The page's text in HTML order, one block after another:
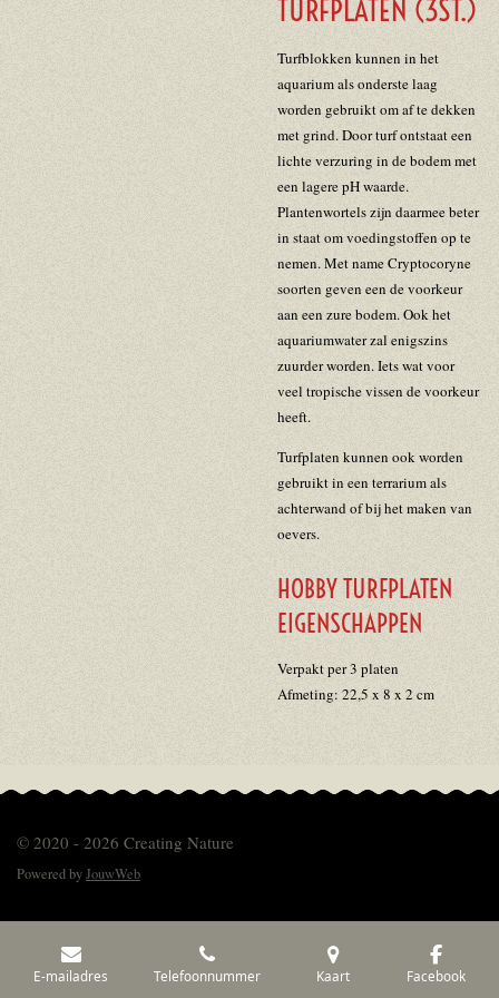
TURFPLATEN (3ST.)
Turfblokken kunnen in het
aquarium als onderste laag
worden gebruikt om af te dekken
met grind. Door turf ontstaat een
lichte verzuring in de bodem met
een lagere pH waarde.
Plantenwortels zijn daarmee beter
in staat om voedingstoffen op te
nemen. Met name Cryptocoryne
soorten geven een de voorkeur
aan een zure bodem. Ook het
aquariumwater zal enigszins
zuurder worden. Iets wat voor
veel tropische vissen de voorkeur
heeft.
Turfplaten kunnen ook worden
gebruikt in een terrarium als
achterwand of bij het maken van
oevers.
HOBBY TURFPLATEN
EIGENSCHAPPEN
Verpakt per 3 platen
Afmeting: 22,5 x 8 x 2 cm
© 2020 - 2026 Creating Nature
Powered byJouwWeb
E-mailadres Telefoonnummer Kaart Facebook